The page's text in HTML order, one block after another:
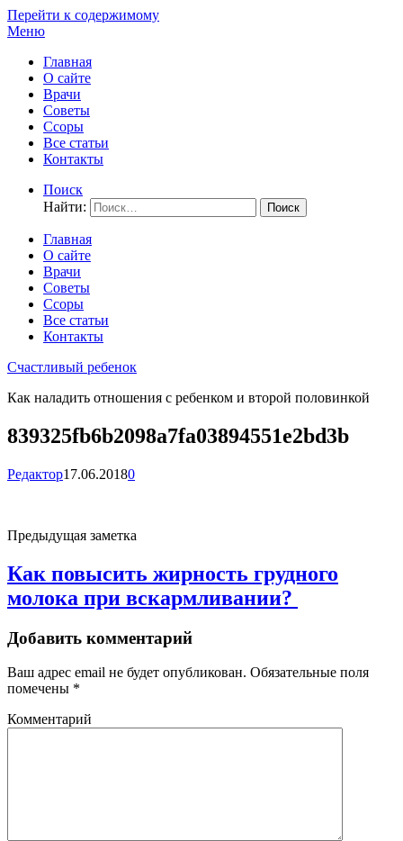
Перейти к содержимому
Меню
Главная
О сайте
Врачи
Советы
Ссоры
Все статьи
Контакты
Поиск
Найти:
Главная
О сайте
Врачи
Советы
Ссоры
Все статьи
Контакты
Счастливый ребенок
Как наладить отношения с ребенком и второй половинкой
839325fb6b2098a7fa03894551e2bd3b
Редактор17.06.20180
Предыдущая заметка
Как повысить жирность грудного
молока при вскармливании?
Добавить комментарий
Ваш адрес email не будет опубликован. Обязательные поля
помечены *
Комментарий